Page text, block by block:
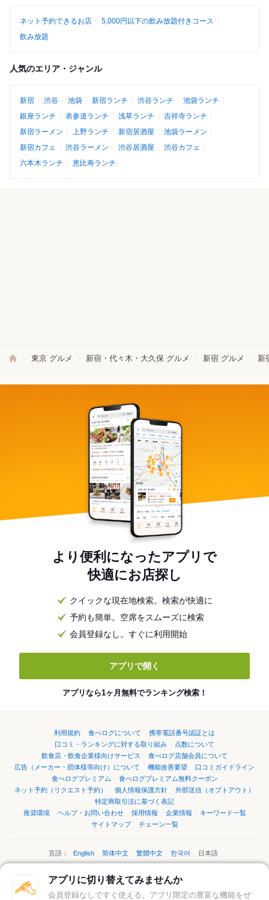
ネット予約できるお店
5,000円以下の飲み放題付きコース
飲み放題
人気のエリア・ジャンル
新宿 渋谷 池袋 新宿ランチ 渋谷ランチ
池袋ランチ
銀座ランチ
表参道ランチ 浅草ランチ
吉祥寺ランチ
新宿ラーメン
上野ランチ 新宿居酒屋
池袋ラーメン
新宿カフェ
渋谷ラーメン 渋谷居酒屋
渋谷カフェ
六本木ランチ
恵比寿ランチ
アプリに切り替えてみませんか
会員登録なしですぐ使える。アプリ限定の豊富な機能をぜ
東京 グルメ 新宿・代々木・大久保 グルメ 新宿 グルメ 新
より便利になったアプリで
快適にお店探し
クイックな現在地検索。検索が快適に
予約も簡単。空席をスムーズに検索
会員登録なし。すぐに利用開始
アプリで開く
アプリなら1ヶ月無料でランキング検索！
利用規約 食べログについて
携帯電話番号認証とは
口コミ・ランキングに対する取り組み
点数について
飲食店・飲食企業様向けサービス
食べログ店舗会員について
広告（メーカー・団体様等向け）について
機能改善要望
口コミガイドライン
食べログプレミアム
食べログプレミアム無料クーポン
ネット予約（リクエスト予約）
個人情報保護方針
外部送信（オプトアウト）
特定商取引法に基づく表記
推奨環境
ヘルプ・お問い合わせ 採用情報 企業情報
キーワード一覧
サイトマップ
チェーン一覧
言語： English 简体中文 繁體中文 한국어 日本語